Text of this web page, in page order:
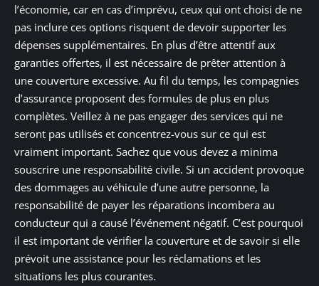
l’économie, car en cas d’imprévu, ceux qui ont choisi de ne
pas inclure ces options risquent de devoir supporter les
dépenses supplémentaires. En plus d’être attentif aux
garanties offertes, il est nécessaire de prêter attention à
une couverture excessive. Au fil du temps, les compagnies
d’assurance proposent des formules de plus en plus
complètes. Veillez à ne pas engager des services qui ne
seront pas utilisés et concentrez-vous sur ce qui est
vraiment important. Sachez que vous devez a minima
souscrire une responsabilité civile. Si un accident provoque
des dommages au véhicule d’une autre personne, la
responsabilité de payer les réparations incombera au
conducteur qui a causé l’événement négatif. C’est pourquoi
il est important de vérifier la couverture et de savoir si elle
prévoit une assistance pour les réclamations et les
situations les plus courantes.